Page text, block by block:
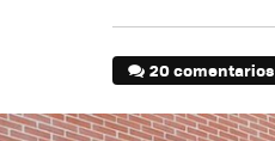
20 comentarios